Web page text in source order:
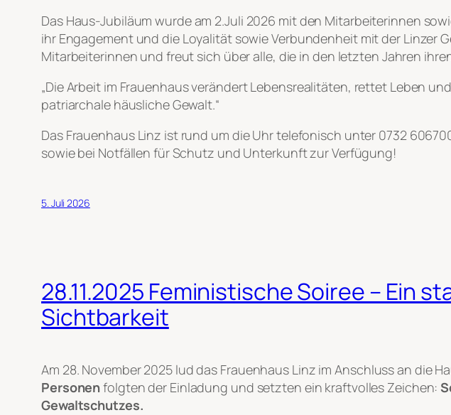
Das Haus-Jubiläum wurde am 2.Juli 2026 mit den Mitarbeiterinnen
ihr Engagement und die Loyalität sowie Verbundenheit mit der
Mitarbeiterinnen und freut sich über alle, die in den letzten Jahren
„Die Arbeit im Frauenhaus verändert Lebensrealitäten, rettet Leben
patriarchale häusliche Gewalt.“
Das Frauenhaus Linz ist rund um die Uhr telefonisch unter 0732
sowie bei Notfällen für Schutz und Unterkunft zur Verfügung!
5. Juli 2026
28.11.2025 Feministische Soiree – Ein
Sichtbarkeit
Am 28. November 2025 lud das Frauenhaus Linz im Anschluss an die
Personenfolgten der Einladung und setzten ein kraftvolles Zeichen:
Gewaltschutzes.